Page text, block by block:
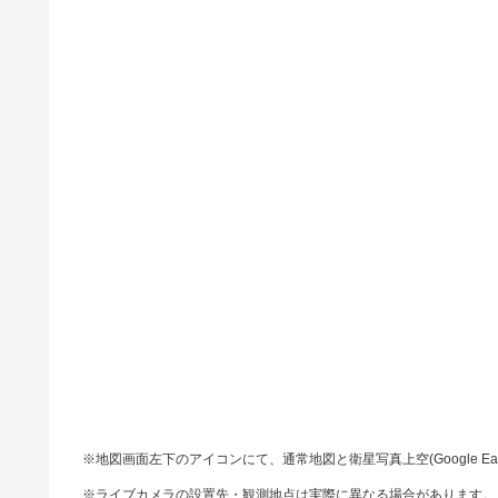
※地図画面左下のアイコンにて、通常地図と衛星写真上空(Google
※ライブカメラの設置先・観測地点は実際に異なる場合があります。